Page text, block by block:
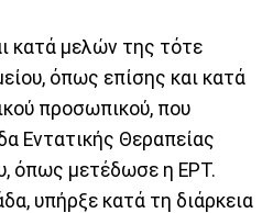
κατά μελών της τότε
όπως επίσης και κατά
προσωπικού, που
Εντατικής Θεραπείας
όπως μετέδωσε η ΕΡΤ.
υπήρξε κατά τη διάρκεια